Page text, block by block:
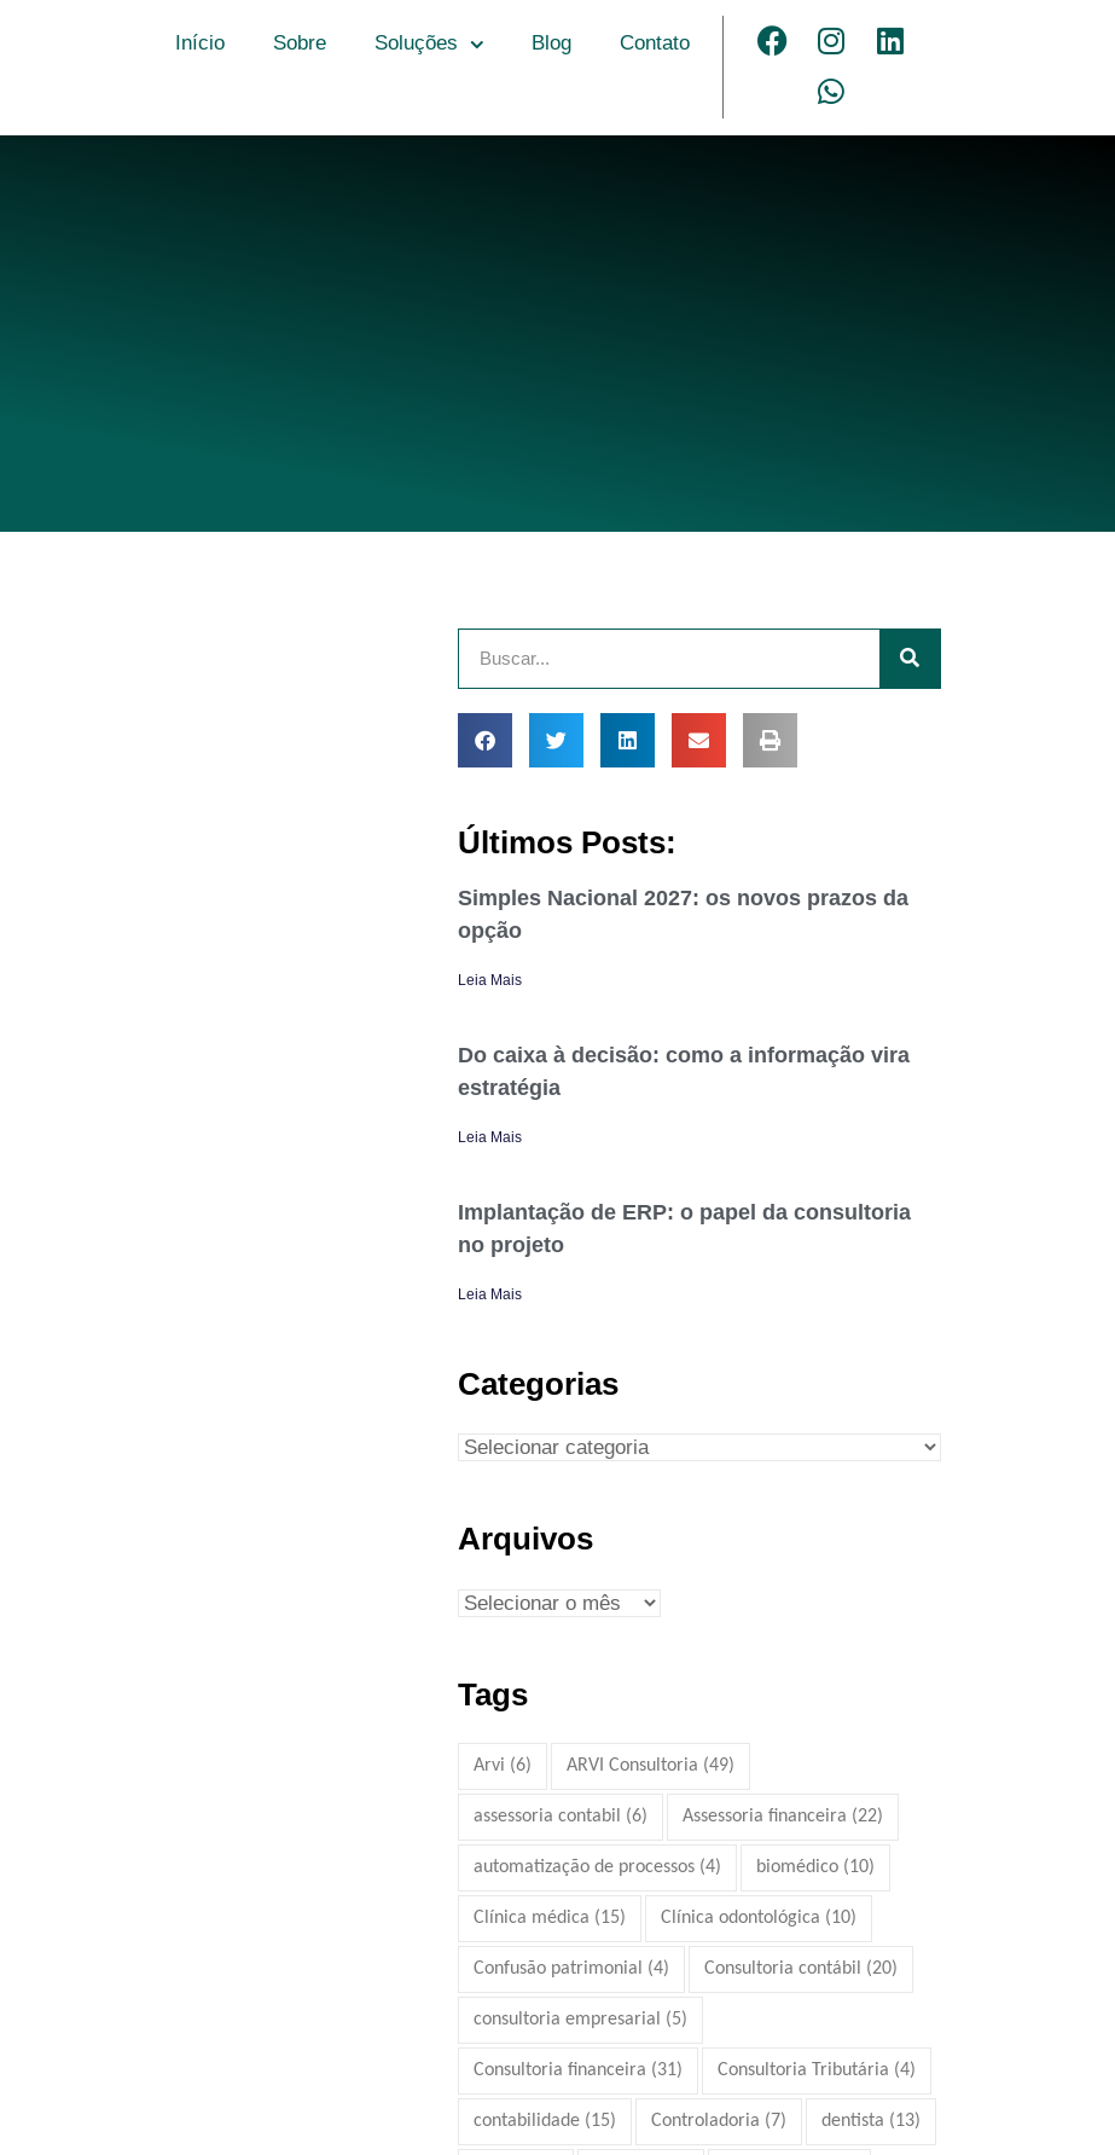
Início Sobre Soluções Blog Contato
Últimos Posts:
Simples Nacional 2027: os novos prazos da
opção
Leia Mais
Do caixa à decisão: como a informação vira
estratégia
Leia Mais
Implantação de ERP: o papel da consultoria
no projeto
Leia Mais
Categorias
Arquivos
Tags
Arvi (6) ARVI Consultoria (49)
assessoria contabil (6) Assessoria financeira (22)
automatização de processos (4) biomédico (10)
Clínica médica (15) Clínica odontológica (10)
Confusão patrimonial (4) Consultoria contábil (20)
consultoria empresarial (5)
Consultoria financeira (31) Consultoria Tributária (4)
contabilidade (15) Controladoria (7) dentista (13)